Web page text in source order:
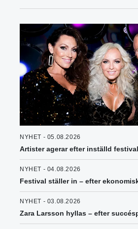
NYHET - 05.08.2026
Artister agerar efter inställd
NYHET - 04.08.2026
Festival ställer in – efter
NYHET - 03.08.2026
Zara Larsson hyllas – efter